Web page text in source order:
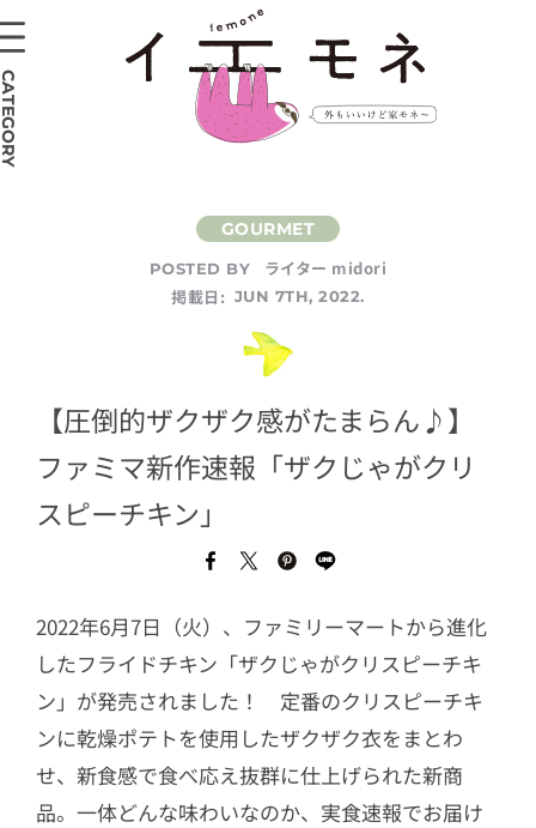
POSTED BY
ライター midori
掲載日: JUN 7TH, 2022.
【圧倒的ザクザク感がたまらん♪】
ファミマ新作速報「ザクじゃがクリ
スピーチキン」
2022年6月7日（火）、ファミリーマートから進化
したフライドチキン「ザクじゃがクリスピーチキ
ン」が発売されました！ 定番のクリスピーチキ
ンに乾燥ポテトを使用したザクザク衣をまとわ
せ、新食感で食べ応え抜群に仕上げられた新商
品。一体どんな味わいなのか、実食速報でお届け